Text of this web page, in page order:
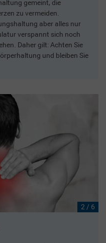
gemeint, die
zu vermeiden.
aber alles nur
verspannt sich noch
Daher gilt: Achten Sie
und bleiben Sie
2 / 6